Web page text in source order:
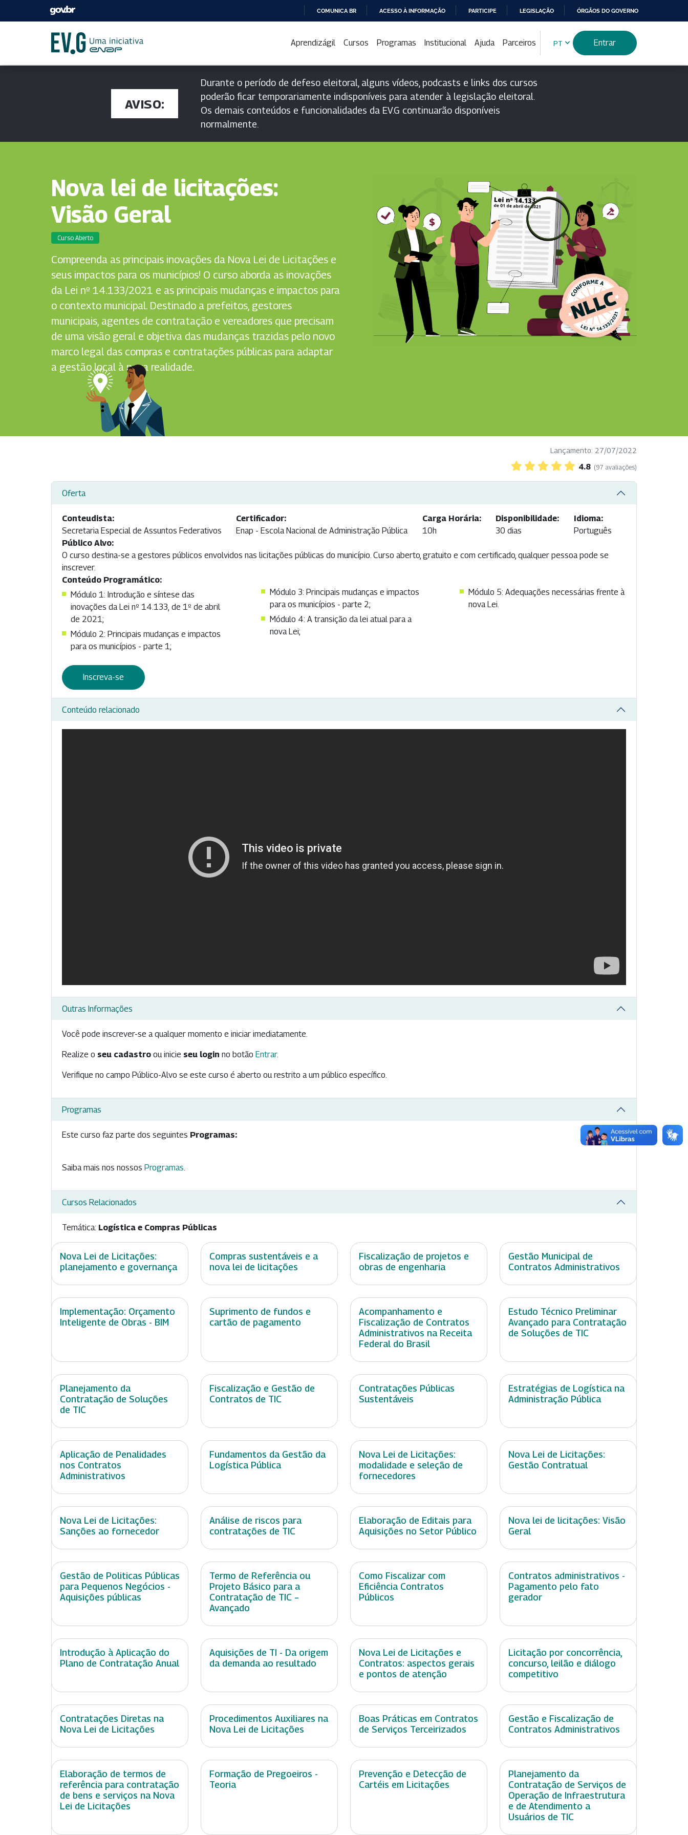
PARA
CONTEÚDO
COMUNICA BR ACESSO À INFORMAÇÃO PARTICIPE LEGISLAÇÃO ÓRGÃOS DO GOVERNO
Aprendizágil Cursos Programas Institucional Ajuda Parceiros PT Entrar
AVISO:
Durante o período de defeso eleitoral, alguns vídeos, podcasts e links dos cursos
poderão ficar temporariamente indisponíveis para atender à legislação eleitoral.
Os demais conteúdos e funcionalidades da EV.G continuarão disponíveis
normalmente.
Nova lei de licitações:
Visão Geral
Curso Aberto
Compreenda as principais inovações da Nova Lei de Licitações e
seus impactos para os municípios! O curso aborda as inovações
da Lei nº 14.133/2021 e as principais mudanças e impactos para
o contexto municipal. Destinado a prefeitos, gestores
municipais, agentes de contratação e vereadores que precisam
de uma visão geral e objetiva das mudanças trazidas pelo novo
marco legal das compras e contratações públicas para adaptar
a gestão local à nova realidade.
Lançamento: 27/07/2022
4.8 (97 avaliações)
Oferta
Conteudista:
Secretaria Especial de Assuntos Federativos
Certificador:
Enap - Escola Nacional de Administração Pública
Carga Horária:
10h
Disponibilidade:
30 dias
Idioma:
Português
Público Alvo:
O curso destina-se a gestores públicos envolvidos nas licitações públicas do município. Curso aberto, gratuito e com certificado, qualquer pessoa pode se
inscrever.
Conteúdo Programático:
Módulo 1: Introdução e síntese das
inovações da Lei nº 14.133, de 1º de abril
de 2021;
Módulo 2: Principais mudanças e impactos
para os municípios - parte 1;
Módulo 3: Principais mudanças e impactos
para os municípios - parte 2;
Módulo 4: A transição da lei atual para a
nova Lei;
Módulo 5: Adequações necessárias frente à
nova Lei.
Inscreva-se
Conteúdo relacionado
Outras Informações
Você pode inscrever-se a qualquer momento e iniciar imediatamente.
Realize o seu cadastro ou inicie seu login no botão Entrar.
Verifique no campo Público-Alvo se este curso é aberto ou restrito a um público específico.
Programas
Este curso faz parte dos seguintes Programas:
Saiba mais nos nossos Programas.
Cursos Relacionados
Temática: Logística e Compras Públicas
Nova Lei de Licitações:
planejamento e governança
Compras sustentáveis e a
nova lei de licitações
Fiscalização de projetos e
obras de engenharia
Gestão Municipal de
Contratos Administrativos
Implementação: Orçamento
Inteligente de Obras - BIM
Suprimento de fundos e
cartão de pagamento
Acompanhamento e
Fiscalização de Contratos
Administrativos na Receita
Federal do Brasil
Estudo Técnico Preliminar
Avançado para Contratação
de Soluções de TIC
Planejamento da
Contratação de Soluções
de TIC
Fiscalização e Gestão de
Contratos de TIC
Contratações Públicas
Sustentáveis
Estratégias de Logística na
Administração Pública
Aplicação de Penalidades
nos Contratos
Administrativos
Fundamentos da Gestão da
Logística Pública
Nova Lei de Licitações:
modalidade e seleção de
fornecedores
Nova Lei de Licitações:
Gestão Contratual
Nova Lei de Licitações:
Sanções ao fornecedor
Análise de riscos para
contratações de TIC
Elaboração de Editais para
Aquisições no Setor Público
Nova lei de licitações: Visão
Geral
Gestão de Politicas Públicas
para Pequenos Negócios -
Aquisições públicas
Termo de Referência ou
Projeto Básico para a
Contratação de TIC –
Avançado
Como Fiscalizar com
Eficiência Contratos
Públicos
Contratos administrativos -
Pagamento pelo fato
gerador
Introdução à Aplicação do
Plano de Contratação Anual
Aquisições de TI - Da origem
da demanda ao resultado
Nova Lei de Licitações e
Contratos: aspectos gerais
e pontos de atenção
Licitação por concorrência,
concurso, leilão e diálogo
competitivo
Contratações Diretas na
Nova Lei de Licitações
Procedimentos Auxiliares na
Nova Lei de Licitações
Boas Práticas em Contratos
de Serviços Terceirizados
Gestão e Fiscalização de
Contratos Administrativos
Elaboração de termos de
referência para contratação
de bens e serviços na Nova
Lei de Licitações
Formação de Pregoeiros -
Teoria
Prevenção e Detecção de
Cartéis em Licitações
Planejamento da
Contratação de Serviços de
Operação de Infraestrutura
e de Atendimento a
Usuários de TIC